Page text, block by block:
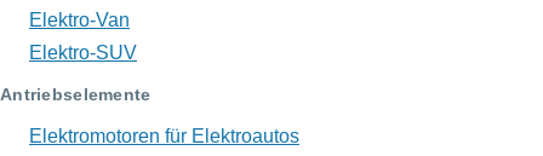
Elektro-Van
Elektro-SUV
Antriebselemente
Elektromotoren für Elektroautos